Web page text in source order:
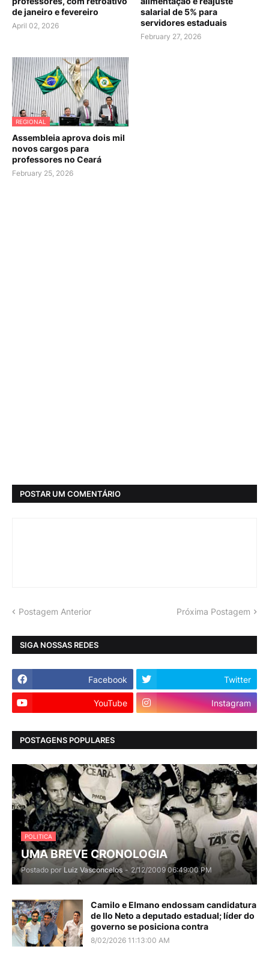
de janeiro e fevereiro
April 02, 2026
salarial de 5% para
servidores estaduais
February 27, 2026
REGIONAL
Assembleia aprova dois mil
novos cargos para
professores no Ceará
February 25, 2026
POSTAR UM COMENTÁRIO
Postagem Anterior Próxima Postagem
SIGA NOSSAS REDES
Facebook Twitter
YouTube Instagram
POSTAGENS POPULARES
POLITICA
UMA BREVE CRONOLOGIA
Postado por Luiz Vasconcelos - 2/12/2009 06:49:00 PM
Camilo e Elmano endossam candidatura
de Ilo Neto a deputado estadual; líder do
governo se posiciona contra
8/02/2026 11:13:00 AM